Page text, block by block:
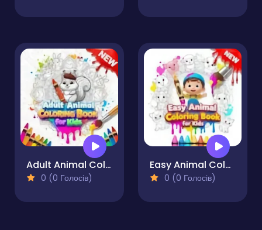
Adult Animal Coloring Book for Kids
0 (0 Голосів)
Easy Animal Coloring Book for Kids
0 (0 Голосів)